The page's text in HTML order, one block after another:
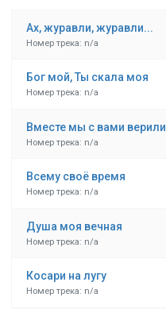
Ах, журавли, журавли...
Номер трека: n/a
Бог мой, Ты скала моя
Номер трека: n/a
Вместе мы с вами верили
Номер трека: n/a
Всему своё время
Номер трека: n/a
Душа моя вечная
Номер трека: n/a
Косари на лугу
Номер трека: n/a